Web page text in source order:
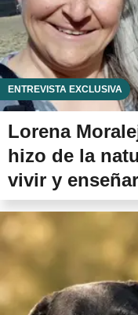
ENTREVISTA EXCLUSIVA
Lorena
hizo de la
vivir y